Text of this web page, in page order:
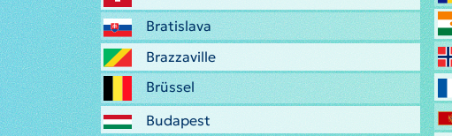
Bratislava
Brazzaville
Brüssel
Budapest